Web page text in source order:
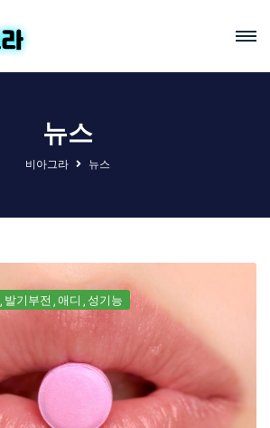
뉴스
비아그라 뉴스
발기부전 애디 성기능